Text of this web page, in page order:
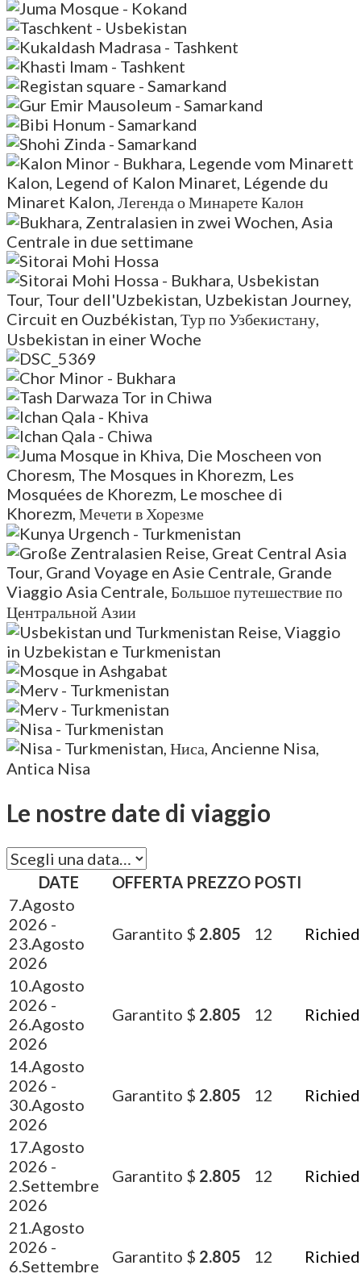
Le nostre date di viaggio
DATE OFFERTA PREZZO POSTI
7.Agosto
2026 -
23.Agosto
2026
Garantito $ 2.805 12
10.Agosto
2026 -
26.Agosto
2026
Garantito $ 2.805 12
14.Agosto
2026 -
30.Agosto
2026
Garantito $ 2.805 12
17.Agosto
2026 -
2.Settembre
2026
Garantito $ 2.805 12
21.Agosto
2026 -
6.Settembre
Garantito $ 2.805 12